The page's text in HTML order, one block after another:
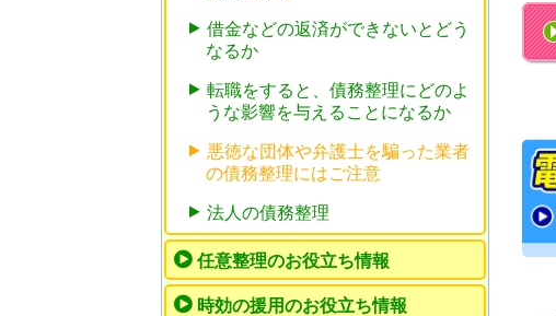
借金などの返済ができないとどう
なるか
転職をすると、債務整理にどのよ
うな影響を与えることになるか
悪徳な団体や弁護士を騙った業者
の債務整理にはご注意
法人の債務整理
任意整理のお役立ち情報
時効の援用のお役立ち情報